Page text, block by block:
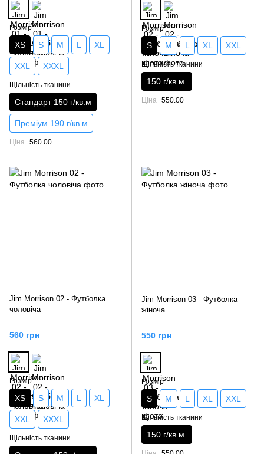
Розмір
XS S M L XL
XXL XXXL
Щільність тканини
Стандарт 150 г/кв.м
Преміум 190 г/кв.м
Ціна 560.00
Розмір
S M L XL XXL
Щільність тканини
150 г/кв.м.
Ціна 550.00
Jim Morrison 02 - Футболка
чоловіча
560 грн
Розмір
XS S M L XL
XXL XXXL
Щільність тканини
Jim Morrison 03 - Футболка
жіноча
550 грн
Розмір
S M L XL XXL
Щільність тканини
150 г/кв.м.